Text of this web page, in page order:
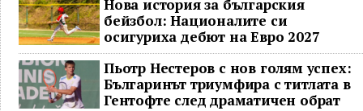
Нова история за българския
бейзбол: Националите си
осигуриха дебют на Евро 2027
Пьотр Нестеров с нов голям успех:
Българинът триумфира с титлата в
Гентофте след драматичен обрат